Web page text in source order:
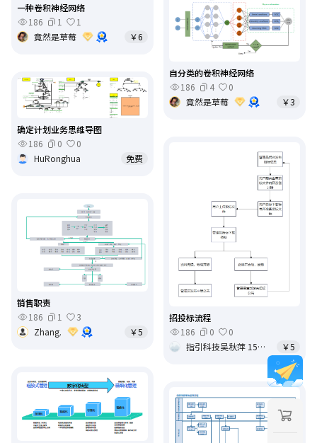
一种卷积神经网络
186
1
1
竟然是草莓
￥6
自分类的卷积神经网络
186
4
0
竟然是草莓
￥3
确定计划业务思维导图
186
0
0
HuRonghua
免费
招投标流程
186
0
0
指引科技吴秋萍 15696923696
￥5
销售职责
186
1
3
Zhang.
￥5